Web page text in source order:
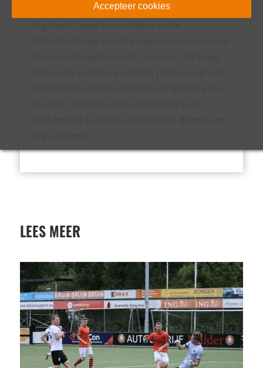
eenvoudige opgave. Het belangrijkste doel is
LEES MEER
Accepteer cookies